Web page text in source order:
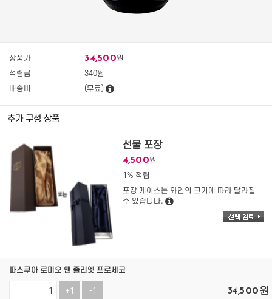
상품가 34,500원
적립금
340원
배송비
(무료)
추가 구성 상품
선물 포장
4,500원
1% 적립
포장 케이스는 와인의 크기에 따라 달라질
수 있습니다.
파스쿠아 로미오 앤 줄리엣 프로세코
+1 -1 34,500원